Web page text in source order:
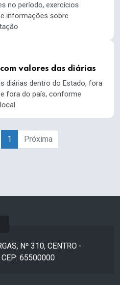
no período, exercícios
informações sobre
com valores das diárias
diárias dentro do Estado, fora
fora do país, conforme
1 Próxima
Nº 310, CENTRO -
65500000